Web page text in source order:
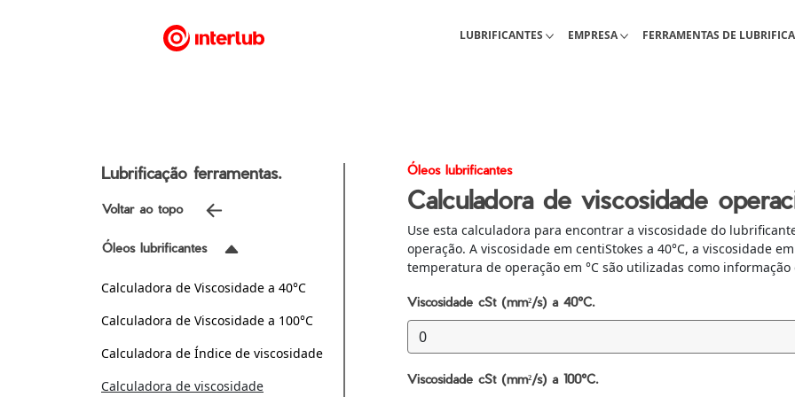
Lubrificantes industriais
LUBRIFICANTES Sobre Interlub
EMPRESA Cálculos, guias e tabelas
FERRAMENTAS DE
Lubrificação ferramentas.
Voltar ao topo
Óleos lubrificantes
Calculadora de Viscosidade a 40°C
Calculadora de Viscosidade a 100°C
Calculadora de Índice de viscosidade
Calculadora de viscosidade
Óleos lubrificantes
Calculadora de viscosidade
Use esta calculadora para encontrar a viscosidade do
operação. A viscosidade em centiStokes a 40°C, a viscosidade
temperatura de operação em °C são utilizadas como
Viscosidade cSt (mm²/s) a 40°C.
Viscosidade cSt (mm²/s) a 100°C.